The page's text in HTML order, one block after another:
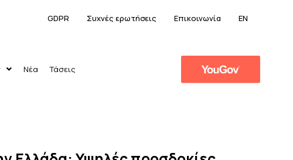
GDPR Συχνές ερωτήσεις Επικοινωνία EN
Νέα Τάσεις